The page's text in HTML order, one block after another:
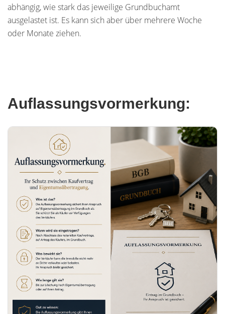
abhängig, wie stark das jeweilige Grundbuchamt
ausgelastet ist. Es kann sich aber über mehrere Woche
oder Monate ziehen.
Auflassungsvormerkung: